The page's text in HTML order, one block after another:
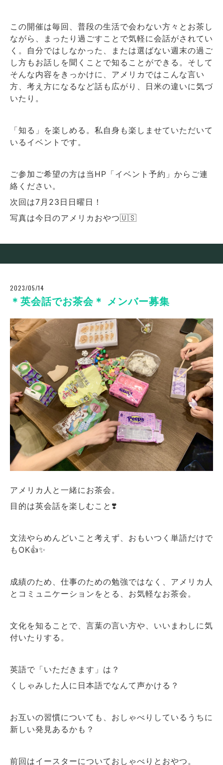
この開催は毎回、普段の生活で会わない方々とお茶し
ながら、まったり過ごすことで気軽に会話がされてい
く。自分ではしなかった、または選ばない週末の過ご
し方もお話しを聞くことで知ることができる。そして
そんな内容をきっかけに、アメリカではこんな言い
方、考え方になるなど話も広がり、日米の違いに気づ
いたり。
「知る」を楽しめる。私自身も楽しませていただいて
いるイベントです。
ご参加ご希望の方は当HP「イベント予約」からご連
絡ください。
次回は7月23日日曜日！
写真は今日のアメリカおやつ🇺🇸
2023/05/14
＊英会話でお茶会＊ メンバー募集
アメリカ人と一緒にお茶会。
目的は英会話を楽しむこと❣️
文法やらめんどいこと考えず、おもいつく単語だけで
もOK👍✨
成績のため、仕事のための勉強ではなく、アメリカ人
とコミュニケーションをとる、お気軽なお茶会。
文化を知ることで、言葉の言い方や、いいまわしに気
付いたりする。
英語で「いただきます」は？
くしゃみした人に日本語でなんて声かける？
お互いの習慣についても、おしゃべりしているうちに
新しい発見あるかも？
前回はイースターについておしゃべりとおやつ。